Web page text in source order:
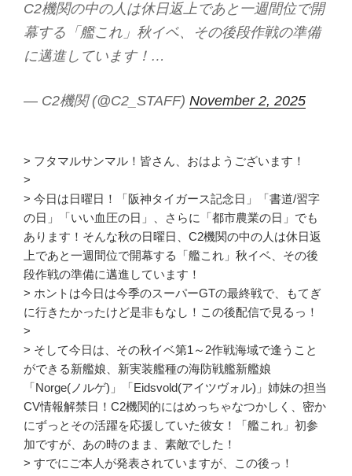
C2機関の中の人は休日返上であと一週間位で開
幕する「艦これ」秋イベ、その後段作戦の準備
に邁進しています！…
— C2機関 (@C2_STAFF) November 2, 2025
> フタマルサンマル！皆さん、おはようございます！
>
> 今日は日曜日！「阪神タイガース記念日」「書道/習字
の日」「いい血圧の日」、さらに「都市農業の日」でも
あります！そんな秋の日曜日、C2機関の中の人は休日返
上であと一週間位で開幕する「艦これ」秋イベ、その後
段作戦の準備に邁進しています！
> ホントは今日は今季のスーパーGTの最終戦で、もてぎ
に行きたかったけど是非もなし！この後配信で見るっ！
>
> そして今日は、その秋イベ第1～2作戦海域で逢うこと
ができる新艦娘、新実装艦種の海防戦艦新艦娘
「Norge(ノルゲ)」「Eidsvold(アイツヴォル)」姉妹の担当
CV情報解禁日！C2機関的にはめっちゃなつかしく、密か
にずっとその活躍を応援していた彼女！「艦これ」初参
加ですが、あの時のまま、素敵でした！
> すでにご本人が発表されていますが、この後っ！